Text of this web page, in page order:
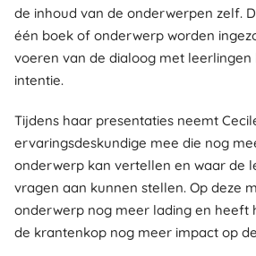
de inhoud van de onderwerpen zelf.
één boek of onderwerp worden
voeren van de dialoog met
intentie.
Tijdens haar presentaties neemt
ervaringsdeskundige mee die nog
onderwerp kan vertellen en waar de
vragen aan kunnen stellen. Op deze
onderwerp nog meer lading en heeft
de krantenkop nog meer impact op